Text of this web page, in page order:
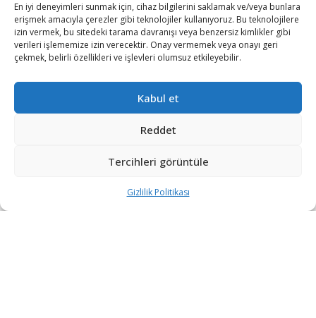
En iyi deneyimleri sunmak için, cihaz bilgilerini saklamak ve/veya bunlara
erişmek amacıyla çerezler gibi teknolojiler kullanıyoruz. Bu teknolojilere
izin vermek, bu sitedeki tarama davranışı veya benzersiz kimlikler gibi
verileri işlememize izin verecektir. Onay vermemek veya onayı geri
çekmek, belirli özellikleri ve işlevleri olumsuz etkileyebilir.
Kabul et
Reddet
Tercihleri görüntüle
Gizlilik Politikası
iletisim@savunmatr.com
2026 © Savunma TR. Tüm Hakları Saklıdır.
Siber Güvenlik
Teknoloji
Politika